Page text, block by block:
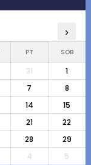
›
PT SOB
31
1
7
8
14
15
21
22
28
29
4 5